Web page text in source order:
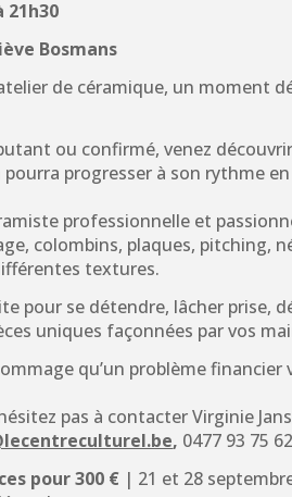
21h30
Bosmans
de céramique, un moment
ou confirmé, venez
pourra progresser à son rythme
professionnelle et
colombins, plaques, pitching,
textures.
pour se détendre, lâcher prise,
uniques façonnées par vos
qu’un problème financier
pas à contacter Virginie
, 0477 93 75
pour 300 € | 21 et 28